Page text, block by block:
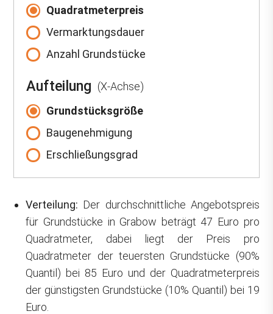
Quadratmeterpreis
Vermarktungsdauer
Anzahl Grundstücke
Aufteilung (X-Achse)
Grundstücksgröße
Baugenehmigung
Erschließungsgrad
Verteilung: Der durchschnittliche Angebotspreis
für Grundstücke in Grabow beträgt 47 Euro pro
Quadratmeter, dabei liegt der Preis pro
Quadratmeter der teuersten Grundstücke (90%
Quantil) bei 85 Euro und der Quadratmeterpreis
der günstigsten Grundstücke (10% Quantil) bei 19
Euro.